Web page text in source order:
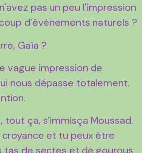
pas un peu l'impression
d’événements naturels ?
Gaïa ?
vague impression de
nous dépasse totalement.
tout ça, s’immisça Moussad.
croyance et tu peux être
tas de sectes et de gourous